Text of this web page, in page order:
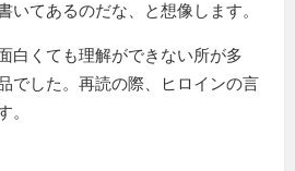
いてあるのだな、と想像します。
白くても理解ができない所が多
でした。再読の際、ヒロインの言
。